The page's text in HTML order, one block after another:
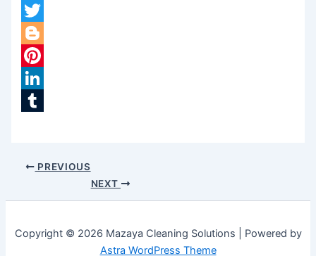
Facebook
Twitter
Blogger
Pinterest
LinkedIn
PREVIOUS
NEXT
Copyright © 2026 Mazaya Cleaning Solutions | Powered by
Astra WordPress Theme